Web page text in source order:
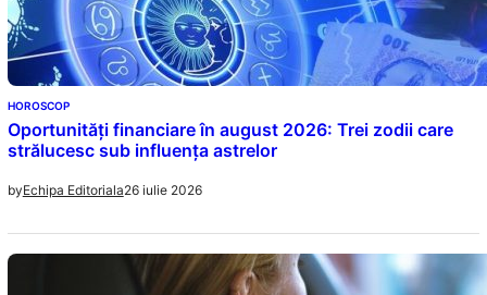
HOROSCOP
Oportunități financiare în august 2026: Trei zodii care
strălucesc sub influența astrelor
byEchipa Editoriala26 iulie 2026